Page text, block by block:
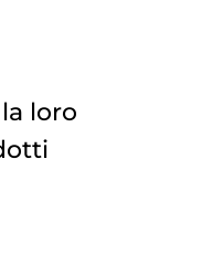
loro